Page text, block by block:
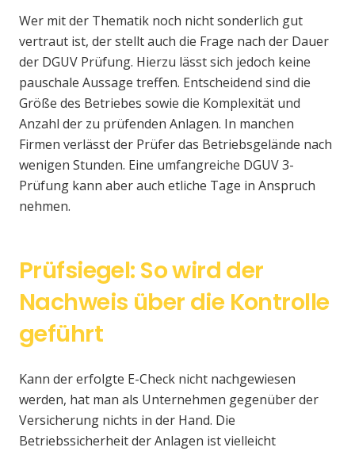
Wer mit der Thematik noch nicht sonderlich gut
vertraut ist, der stellt auch die Frage nach der Dauer
der DGUV Prüfung. Hierzu lässt sich jedoch keine
pauschale Aussage treffen. Entscheidend sind die
Größe des Betriebes sowie die Komplexität und
Anzahl der zu prüfenden Anlagen. In manchen
Firmen verlässt der Prüfer das Betriebsgelände nach
wenigen Stunden. Eine umfangreiche DGUV 3-
Prüfung kann aber auch etliche Tage in Anspruch
nehmen.
Prüfsiegel: So wird der
Nachweis über die Kontrolle
geführt
Kann der erfolgte E-Check nicht nachgewiesen
werden, hat man als Unternehmen gegenüber der
Versicherung nichts in der Hand. Die
Betriebssicherheit der Anlagen ist vielleicht